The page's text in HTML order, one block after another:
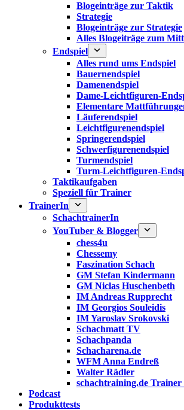
Blogeinträge zur Taktik
Strategie
Blogeinträge zur Strategie
Alles Blogeiträge zum
Endspiel
Alles rund ums Endspiel
Bauernendspiel
Damenendspiel
Dame-Leichtfiguren-
Elementare
Läuferendspiel
Leichtfigurenendspiel
Springerendspiel
Schwerfigurenendspiel
Turmendspiel
Turm-Leichtfiguren-
Taktikaufgaben
Speziell für Trainer
TrainerIn
SchachtrainerIn
YouTuber & Blogger
chess4u
Chessemy
Faszination Schach
GM Stefan Kindermann
GM Niclas Huschenbeth
IM Andreas Rupprecht
IM Georgios Souleidis
IM Yaroslav Srokovski
Schachmatt TV
Schachpanda
Schacharena.de
WFM Anna Endreß
Walter Rädler
schachtraining.de Trainer
Podcast
Produkttests